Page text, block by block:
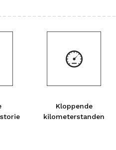
Kloppende
kilometerstanden